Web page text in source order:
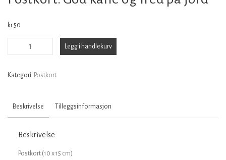
kr50
Postkort:
kaffe
fred
på
antall
Legg i handlekurv
Kategori: Postkort
Beskrivelse Tilleggsinformasjon
Beskrivelse
Postkort (10 x 15 cm)